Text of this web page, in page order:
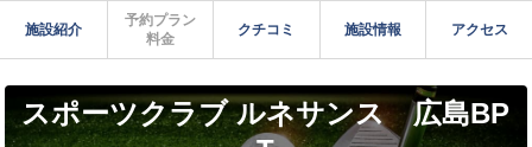
施設紹介
予約プラン
料金
クチコミ 施設情報 アクセス
スポーツクラブ ルネサンス 広島BP